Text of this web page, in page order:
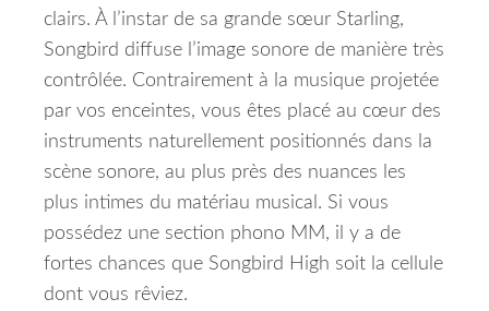
clairs. À l’instar de sa grande sœur Starling,
Songbird diffuse l’image sonore de manière très
contrôlée. Contrairement à la musique projetée
par vos enceintes, vous êtes placé au cœur des
instruments naturellement positionnés dans la
scène sonore, au plus près des nuances les
plus intimes du matériau musical. Si vous
possédez une section phono MM, il y a de
fortes chances que Songbird High soit la cellule
dont vous rêviez.